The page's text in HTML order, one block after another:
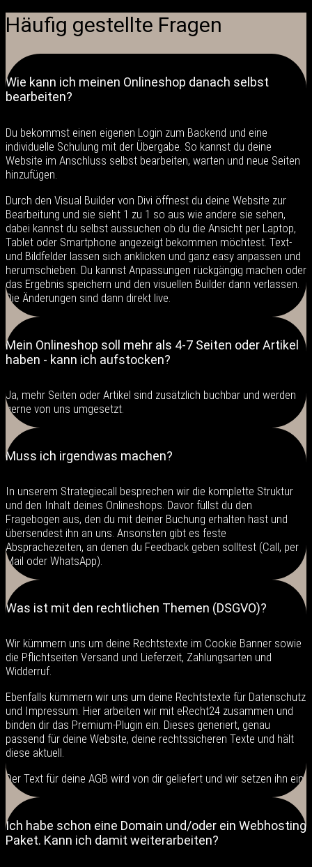
Häufig gestellte Fragen
Wie kann ich meinen Onlineshop danach selbst
bearbeiten?
Du bekommst einen eigenen Login zum Backend und eine
individuelle Schulung mit der Übergabe. So kannst du deine
Website im Anschluss selbst bearbeiten, warten und neue Seiten
hinzufügen.
Durch den Visual Builder von Divi öffnest du deine Website zur
Bearbeitung und sie sieht 1 zu 1 so aus wie andere sie sehen,
dabei kannst du selbst aussuchen ob du die Ansicht per Laptop,
Tablet oder Smartphone angezeigt bekommen möchtest. Text-
und Bildfelder lassen sich anklicken und ganz easy anpassen und
herumschieben. Du kannst Anpassungen rückgängig machen oder
das Ergebnis speichern und den visuellen Builder dann verlassen.
Die Änderungen sind dann direkt live.
Mein Onlineshop soll mehr als 4-7 Seiten oder Artikel
haben - kann ich aufstocken?
Ja, mehr Seiten oder Artikel sind zusätzlich buchbar und werden
gerne von uns umgesetzt.
Muss ich irgendwas machen?
In unserem Strategiecall besprechen wir die komplette Struktur
und den Inhalt deines Onlineshops. Davor füllst du den
Fragebogen aus, den du mit deiner Buchung erhalten hast und
übersendest ihn an uns. Ansonsten gibt es feste
Absprachezeiten, an denen du Feedback geben solltest (Call, per
Mail oder WhatsApp).
Was ist mit den rechtlichen Themen (DSGVO)?
Wir kümmern uns um deine Rechtstexte im Cookie Banner sowie
die Pflichtseiten Versand und Lieferzeit, Zahlungsarten und
Widderruf.
Ebenfalls kümmern wir uns um deine Rechtstexte für Datenschutz
und Impressum. Hier arbeiten wir mit eRecht24 zusammen und
binden dir das Premium-Plugin ein. Dieses generiert, genau
passend für deine Website, deine rechtssicheren Texte und hält
diese aktuell.​
Der Text für deine AGB wird von dir geliefert und wir setzen ihn ein.
Ich habe schon eine Domain und/oder ein Webhosting
Paket. Kann ich damit weiterarbeiten?